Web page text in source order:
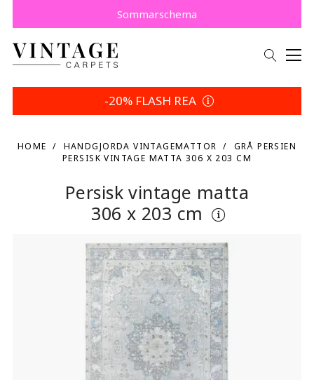
Spara 5 % | Dina returvillkor
Köp nu, betala senare med Klarna.
Sommarschema
-20% FLASH REA
HOME HANDGJORDA VINTAGEMATTOR
GRÅ PERSIEN
PERSISK VINTAGE MATTA 306 X 203 CM
Persisk vintage matta
306 x 203 cm